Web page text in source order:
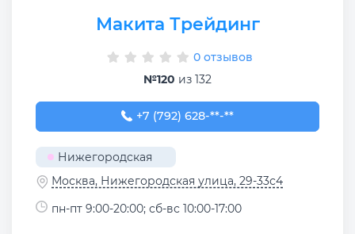
Макита Трейдинг
0 отзывов
№120 из 132
+7 (792) 628-82-49
+7 (792) 628-**-**
Нижегородская
Москва, Нижегородская улица, 29-33с4
пн-пт 9:00-20:00; сб-вс 10:00-17:00